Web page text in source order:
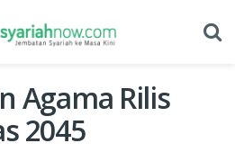
Agama Rilis
2045